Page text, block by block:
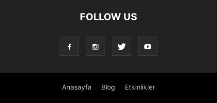
FOLLOW US
Anasayfa Blog Etkinlikler